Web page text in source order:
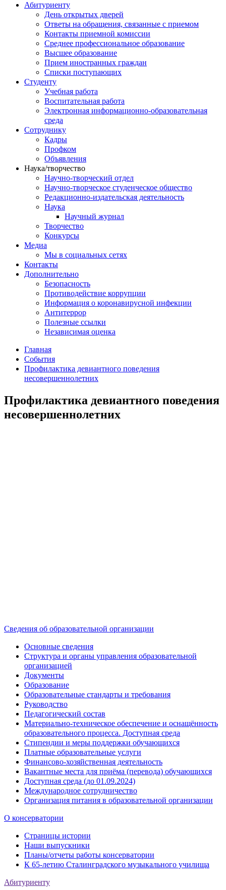
Абитуриенту
День открытых дверей
Ответы на обращения, связанные с приемом
Контакты приемной комиссии
Среднее профессиональное образование
Высшее образование
Прием иностранных граждан
Списки поступающих
Студенту
Учебная работа
Воспитательная работа
Электронная информационно-образовательная
среда
Сотруднику
Кадры
Профком
Объявления
Наука/творчество
Научно-творческий отдел
Научно-творческое студенческое общество
Редакционно-издательская деятельность
Наука
Научный журнал
Творчество
Конкурсы
Медиа
Мы в социальных сетях
Контакты
Дополнительно
Безопасность
Противодействие коррупции
Информация о коронавирусной инфекции
Антитеррор
Полезные ссылки
Независимая оценка
Главная
События
Профилактика девиантного поведения
несовершеннолетних
Профилактика девиантного поведения
несовершеннолетних
Сведения об образовательной организации
Основные сведения
Структура и органы управления образовательной
организацией
Документы
Образование
Образовательные стандарты и требования
Руководство
Педагогический состав
Материально-техническое обеспечение и оснащённость
образовательного процесса. Доступная среда
Стипендии и меры поддержки обучающихся
Платные образовательные услуги
Финансово-хозяйственная деятельность
Вакантные места для приёма (перевода) обучающихся
Доступная среда (до 01.09.2024)
Международное сотрудничество
Организация питания в образовательной организации
О консерватории
Страницы истории
Наши выпускники
Планы/отчеты работы консерватории
К 65-летию Сталинградского музыкального училища
Абитуриенту